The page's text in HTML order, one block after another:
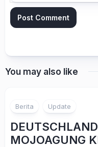
You may also like
Berita Update
MOJOAGUNG